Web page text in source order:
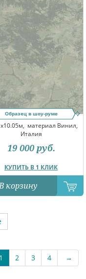
Образец в шоу-руме
материал Винил,
Италия
КУПИТЬ В 1 КЛИК
19 000 руб.
корзину
1 2 3 4 →